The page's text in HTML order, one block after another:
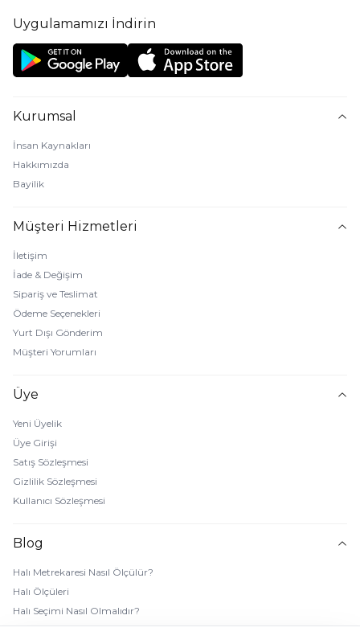
Uygulamamızı İndirin
Kurumsal
İnsan Kaynakları
Hakkımızda
Bayilik
Müşteri Hizmetleri
İletişim
İade & Değişim
Sipariş ve Teslimat
Ödeme Seçenekleri
Yurt Dışı Gönderim
Müşteri Yorumları
Üye
Yeni Üyelik
Üye Girişi
Satış Sözleşmesi
Gizlilik Sözleşmesi
Kullanıcı Sözleşmesi
Blog
Halı Metrekaresi Nasıl Ölçülür?
Halı Ölçüleri
Halı Seçimi Nasıl Olmalıdır?
Halı Rengi Nasıl Seçilir?